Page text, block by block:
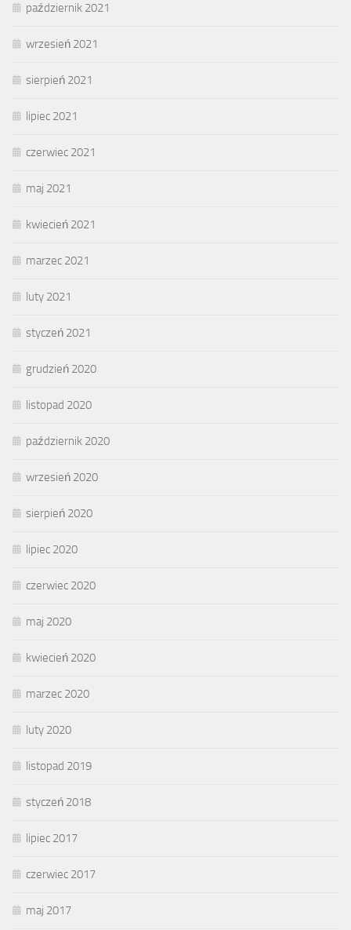
październik 2021
wrzesień 2021
sierpień 2021
lipiec 2021
czerwiec 2021
maj 2021
kwiecień 2021
marzec 2021
luty 2021
styczeń 2021
grudzień 2020
listopad 2020
październik 2020
wrzesień 2020
sierpień 2020
lipiec 2020
czerwiec 2020
maj 2020
kwiecień 2020
marzec 2020
luty 2020
listopad 2019
styczeń 2018
lipiec 2017
czerwiec 2017
maj 2017